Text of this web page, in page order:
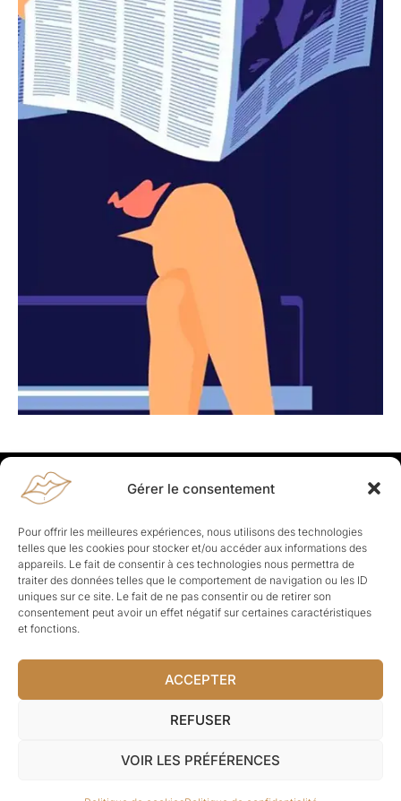
Gérer le consentement
Pour offrir les meilleures expériences, nous utilisons des technologies
telles que les cookies pour stocker et/ou accéder aux informations des
appareils. Le fait de consentir à ces technologies nous permettra de
traiter des données telles que le comportement de navigation ou les ID
uniques sur ce site. Le fait de ne pas consentir ou de retirer son
consentement peut avoir un effet négatif sur certaines caractéristiques
et fonctions.
ACCEPTER
REFUSER
VOIR LES PRÉFÉRENCES
Rapporteuses
À propos de Rapporteuses :Rapporteuses, c’est l’histoire de
Parisiennes, bien dans leurs baskets qui aiment rapporter ce qui leur
cause, leur apporte et leur rapporte !
Les Topics
Société Politique Business Culture
Sport
Lifestyle